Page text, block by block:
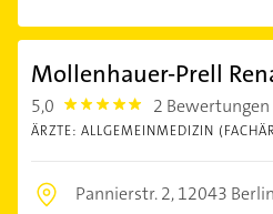
Mollenhauer-Prell
5,0 5.0 2 Bewertungen
ÄRZTE: ALLGEMEINMEDIZIN
Pannierstr. 2,12043 Berlin